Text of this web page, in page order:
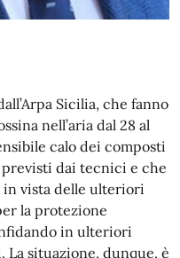
Sicilia, che fanno
nell’aria dal 28 al
calo dei composti
dai tecnici e che
in vista delle ulteriori
la protezione
in ulteriori
situazione, dunque, è